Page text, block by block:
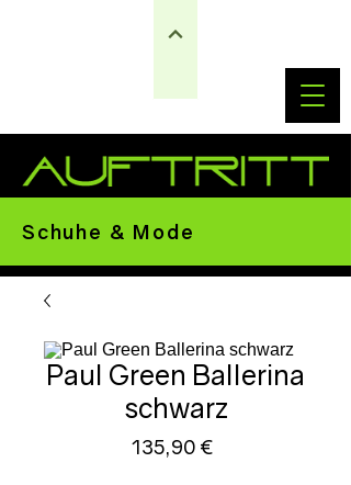
Schuhe & Mode
Paul Green Ballerina
schwarz
135,90 €